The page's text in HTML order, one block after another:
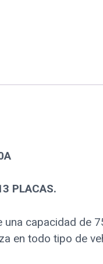
PLACAS.
una capacidad de
en todo tipo de